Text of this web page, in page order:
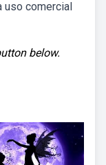
uso comercial
below.